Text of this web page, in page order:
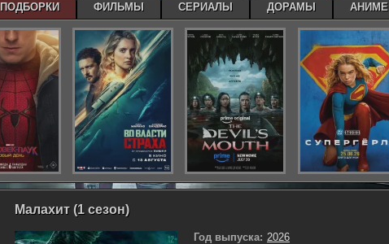
Малахит (1 сезон)
Год выпуска: 2026
ПОДБОРКИ ФИЛЬМЫ СЕРИАЛЫ ДОРАМЫ АНИМЕ